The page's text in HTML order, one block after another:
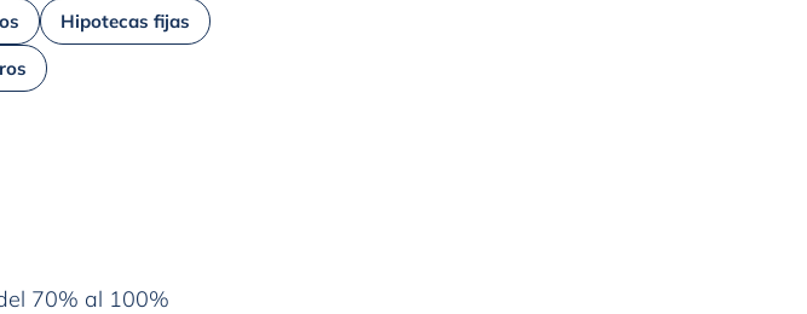
Hipotecas fijas
70% al 100%